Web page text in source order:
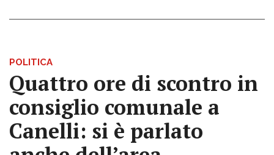
POLITICA
Quattro ore di scontro in
consiglio comunale a
Canelli: si è parlato